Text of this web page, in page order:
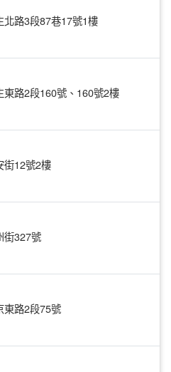
北路3段87巷17號1樓
東路2段160號、160號2樓
街12號2樓
街327號
東路2段75號